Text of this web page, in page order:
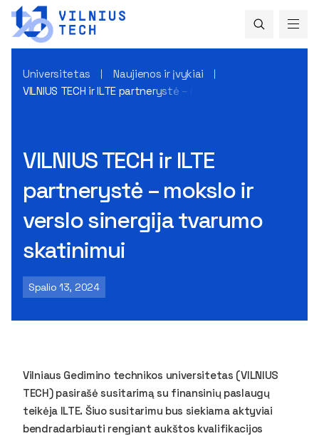
Universitetas
Naujienos ir įvykiai
VILNIUS TECH ir ILTE partnerystė – mokslo ir verslo
VILNIUS TECH ir ILTE
partnerystė – mokslo ir
verslo sinergija tvarumo
skatinimui
Spalio 13, 2024
Vilniaus Gedimino technikos universitetas (VILNIUS
TECH) pasirašė susitarimą su finansinių paslaugų
teikėja ILTE. Šiuo susitarimu bus siekiama aktyviai
bendradarbiauti rengiant aukštos kvalifikacijos